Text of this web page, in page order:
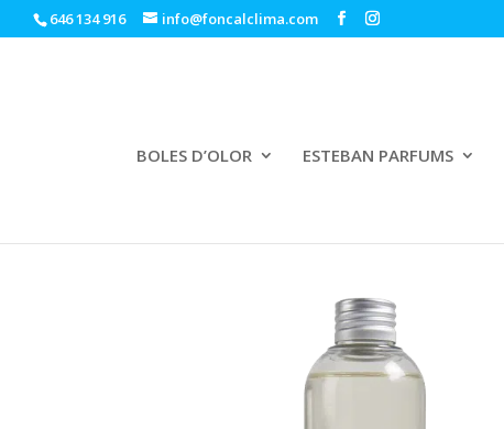
646 134 916 info@foncalclima.com
BOLES D’OLOR ESTEBAN PARFUMS